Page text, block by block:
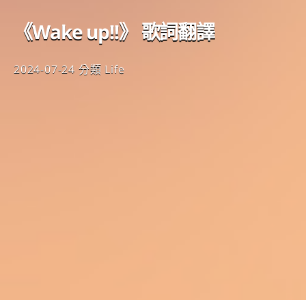
《Wake up!!》 歌詞翻譯
2024-07-24 分類 Life